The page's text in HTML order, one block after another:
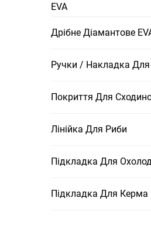
EVA
Дрібне Діамантове
Ручки / Накладка Для
Покриття Для
Лінійка Для Риби
Підкладка Для
Підкладка Для Керма